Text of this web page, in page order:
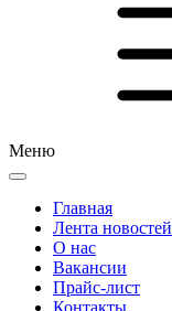
Меню
Главная
Лента новостей
О нас
Вакансии
Прайс-лист
Контакты